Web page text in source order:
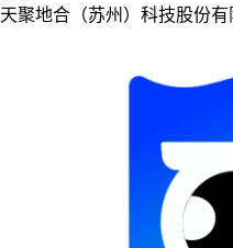
天聚地合（苏州）科技股份